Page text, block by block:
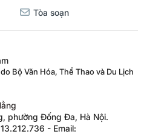
Tòa soạn
Bộ Văn Hóa, Thể Thao và Du Lịch
phường Đống Đa, Hà Nội.
- Email: